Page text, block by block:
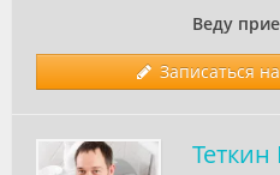
Веду
Записаться